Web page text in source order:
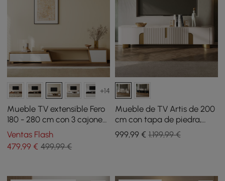
+14
Mueble TV extensible Fero
180 - 280 cm con 3 cajones
- blanco y natural
Ventas Flash
479,99 € 499,99 €
Mueble de TV Artis de 200
cm con tapa de piedra,
beige y dorado, con 4
puertas y almacenamiento
999,99€ 1.199,99 €